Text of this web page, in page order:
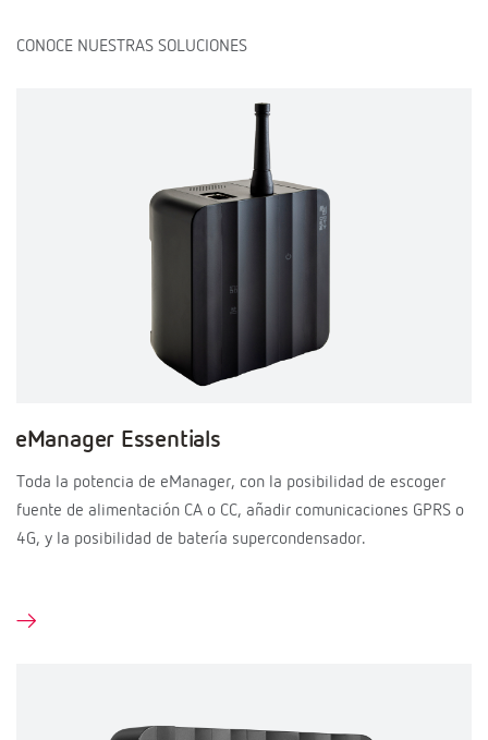
CONOCE NUESTRAS SOLUCIONES
eManager Essentials
Toda la potencia de eManager, con la posibilidad de escoger
fuente de alimentación CA o CC, añadir comunicaciones GPRS o
4G, y la posibilidad de batería supercondensador.